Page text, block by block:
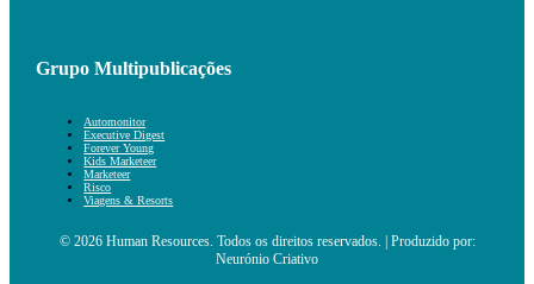
Grupo Multipublicações
Automonitor
Executive Digest
Forever Young
Kids Marketeer
Marketeer
Risco
Viagens & Resorts
© 2026 Human Resources. Todos os direitos reservados. | Produzido por:
Neurónio Criativo